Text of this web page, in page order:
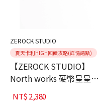
ZEROCK STUDIO
夏天卡利HIGH回饋攻略(詳情請點)
【ZEROCK STUDIO】
North works 硬幣星星羽
毛別針
NT$2,380